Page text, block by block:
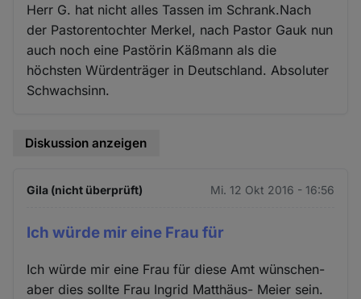
Herr G. hat nicht alles Tassen im Schrank.Nach
der Pastorentochter Merkel, nach Pastor Gauk nun
auch noch eine Pastörin Käßmann als die
höchsten Würdenträger in Deutschland. Absoluter
Schwachsinn.
Diskussion anzeigen
Gila (nicht überprüft) Mi. 12 Okt 2016 - 16:56
Ich würde mir eine Frau für
Ich würde mir eine Frau für diese Amt wünschen-
aber dies sollte Frau Ingrid Matthäus- Meier sein.